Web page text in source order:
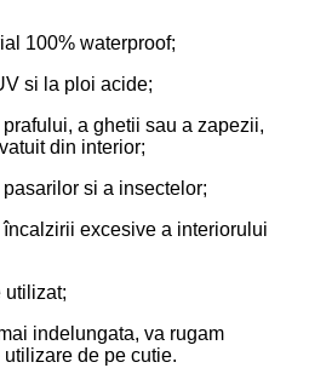
100% waterproof;
si la ploi acide;
a ghetii sau a zapezii,
din interior;
si a insectelor;
excesive a interiorului
utilizat;
indelungata, va rugam
de pe cutie.